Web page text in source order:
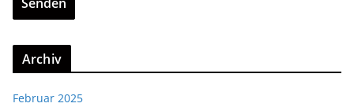
Archiv
Februar 2025